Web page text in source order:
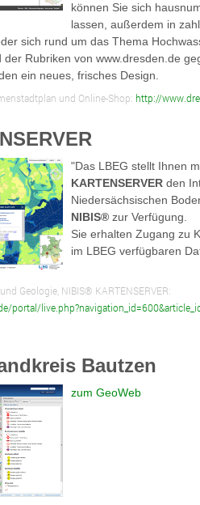
können Sie sich
lassen, außerdem in
sich rund um das Thema
Rubriken von www.dresden.de
ein neues, frisches Design.
und Online-Shop: http://
"Das LBEG stellt Ihnen
KARTENSERVER den
Niedersächsischen
NIBIS® zur Verfügung.
Sie erhalten Zugang zu
im LBEG verfügbaren
Geologie, NIBIS® KARTENSERVER:
portal/
Bautzen
zum GeoWeb